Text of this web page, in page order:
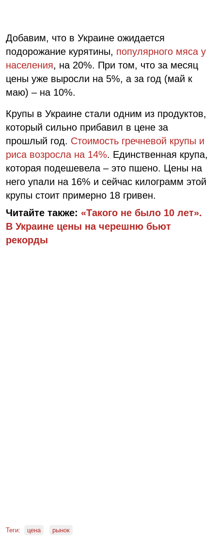
Добавим, что в Украине ожидается
подорожание курятины, популярного мяса у
населения, на 20%. При том, что за месяц
цены уже выросли на 5%, а за год (май к
маю) – на 10%.
Крупы в Украине стали одним из продуктов,
который сильно прибавил в цене за
прошлый год. Стоимость гречневой крупы и
риса возросла на 14%. Единственная крупа,
которая подешевела – это пшено. Цены на
него упали на 16% и сейчас килограмм этой
крупы стоит примерно 18 гривен.
Читайте также: «Такого не было 10 лет».
В Украине цены на черешню бьют
рекорды
Теги: цена рынок